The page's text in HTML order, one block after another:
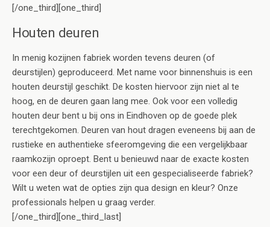
[/one_third][one_third]
Houten deuren
In menig kozijnen fabriek worden tevens deuren (of
deurstijlen) geproduceerd. Met name voor binnenshuis is een
houten deurstijl geschikt. De kosten hiervoor zijn niet al te
hoog, en de deuren gaan lang mee. Ook voor een volledig
houten deur bent u bij ons in Eindhoven op de goede plek
terechtgekomen. Deuren van hout dragen eveneens bij aan de
rustieke en authentieke sfeeromgeving die een vergelijkbaar
raamkozijn oproept. Bent u benieuwd naar de exacte kosten
voor een deur of deurstijlen uit een gespecialiseerde fabriek?
Wilt u weten wat de opties zijn qua design en kleur? Onze
professionals helpen u graag verder.
[/one_third][one_third_last]